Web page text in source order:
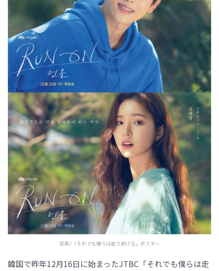
写真=「それでも僕らは走り続ける」ポスター
韓国で昨年12月16日に始まったJTBC「それでも僕らは走